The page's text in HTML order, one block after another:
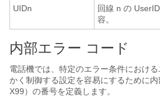
UIDn
回線 n の
容。
内部エラー コード
電話機では、特定のエラー条件におけ
かく制御する設定を容易にするために
X99）の番号を定義します。